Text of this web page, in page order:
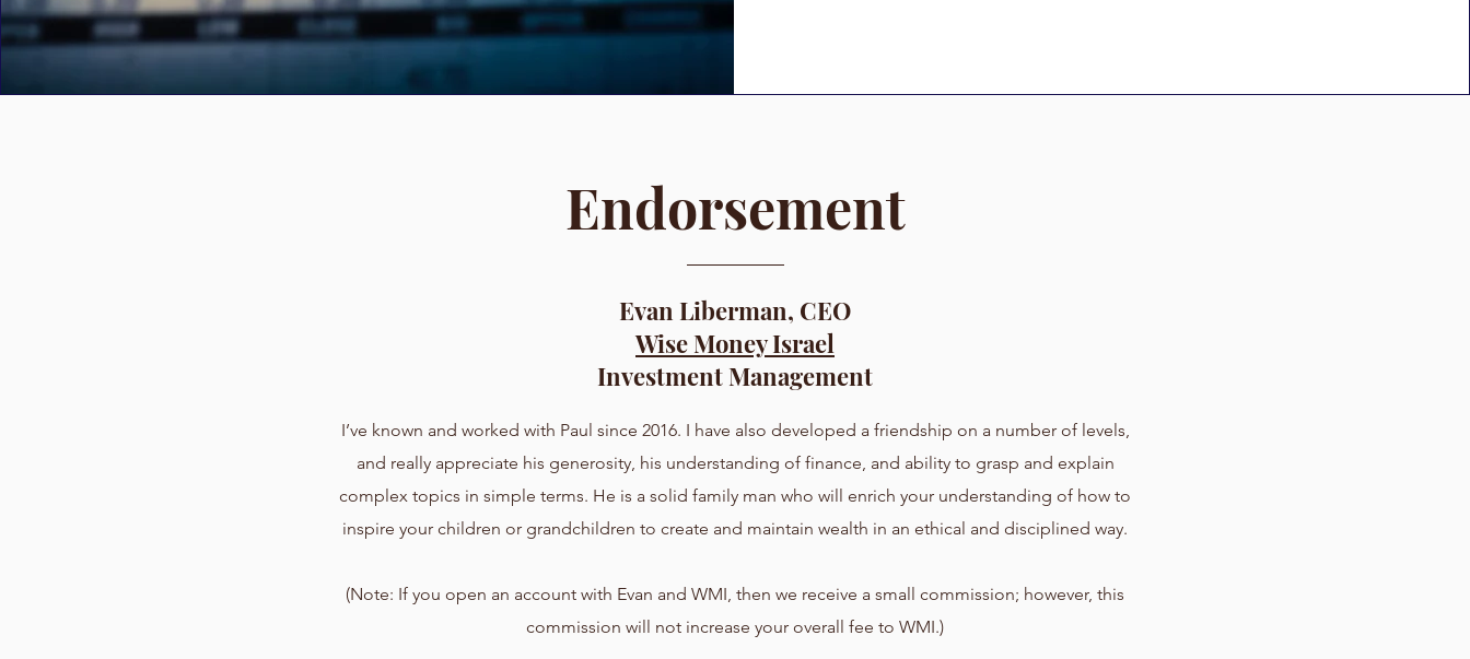
Endorsement
Evan Liberman, CEO
Wise Money Israel
Investment Management
I’ve known and worked with Paul since 2016. I have also developed a friendship on a number of levels,
and really appreciate his generosity, his understanding of finance, and ability to grasp and explain
complex topics in simple terms. He is a solid family man who will enrich your understanding of how to
inspire your children or grandchildren to create and maintain wealth in an ethical and disciplined way.
(Note: If you open an account with Evan and WMI, then we receive a small commission; however, this
commission will not increase your overall fee to WMI.)